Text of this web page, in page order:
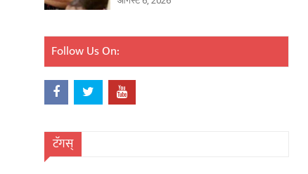
Follow Us On:
टॅगस्